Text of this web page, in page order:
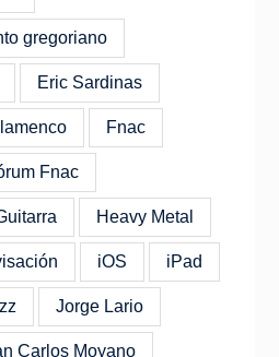
gregoriano
Eric Sardinas
Fnac
Fnac
Heavy Metal
iOS iPad
Jorge Lario
Carlos Moyano